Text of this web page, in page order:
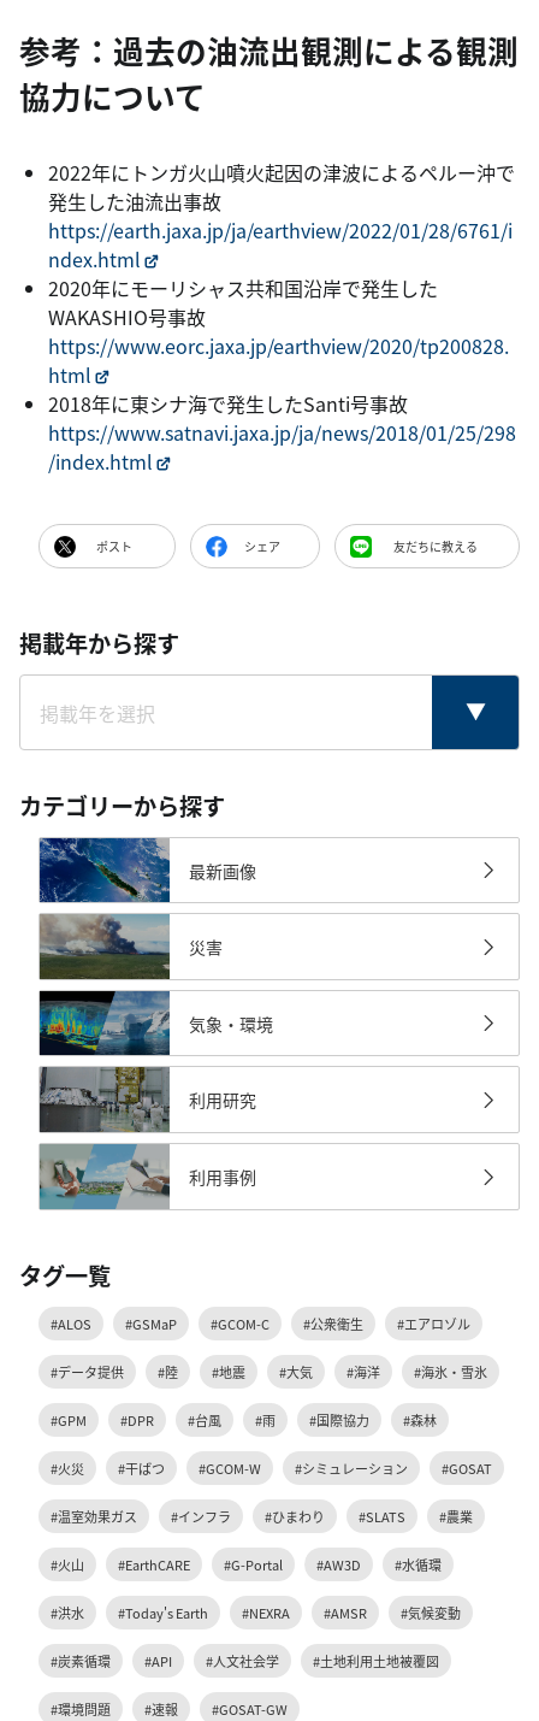
参考：過去の油流出観測による観測
協力について
2022年にトンガ火山噴火起因の津波によるペルー沖で
発生した油流出事故
https://earth.jaxa.jp/ja/earthview/2022/01/28/6761/i
ndex.html
2020年にモーリシャス共和国沿岸で発生した
WAKASHIO号事故
https://www.eorc.jaxa.jp/earthview/2020/tp200828.
html
2018年に東シナ海で発生したSanti号事故
https://www.satnavi.jaxa.jp/ja/news/2018/01/25/298
/index.html
ポスト シェア 友だちに教える
掲載年から探す
カテゴリーから探す
最新画像
災害
気象・環境
利用研究
利用事例
タグ一覧
#ALOS #GSMaP #GCOM-C #公衆衛生 #エアロゾル
#データ提供 #陸 #地震 #大気 #海洋 #海氷・雪氷
#GPM #DPR #台風 #雨 #国際協力 #森林
#火災 #干ばつ #GCOM-W #シミュレーション #GOSAT
#温室効果ガス #インフラ #ひまわり #SLATS #農業
#火山 #EarthCARE #G-Portal #AW3D #水循環
#洪水 #Today's Earth #NEXRA #AMSR #気候変動
#炭素循環 #API #人文社会学 #土地利用土地被覆図
#環境問題 #速報 #GOSAT-GW